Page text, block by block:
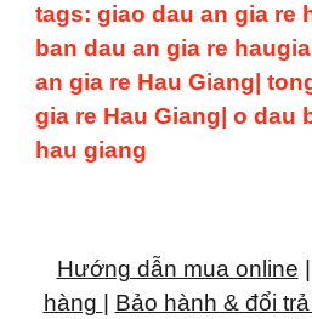
tags: giao dau an gia re
ban dau an gia re
an gia re Hau Giang|
gia re Hau Giang| o dau
hau giang
Hướng dẫn mua online
hàng
Bảo hành & đổi